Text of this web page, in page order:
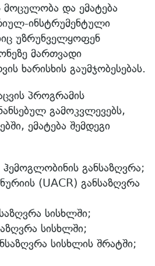
მოცულობა და ემატება
ინსტრუმენტული
უზრუნველყოფენ
მართვადი
ხარისხის გაუმჯობესებას.
პროგრამის
გამოკვლევებს,
ემატება შემდეგი
განსაზღვრა;
(UACR) განსაზღვრა
სისხლში;
სისხლში;
სისხლის შრატში;